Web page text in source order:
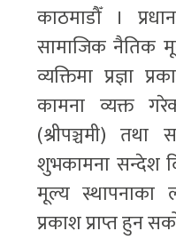
काठमाडौँ ।
सामाजिक नैतिक
व्यक्तिमा प्रज्ञा
कामना व्यक्त
(श्रीपञ्चमी)
शुभकामना सन्देश
मूल्य स्थापनाका
प्रकाश प्राप्त हुन